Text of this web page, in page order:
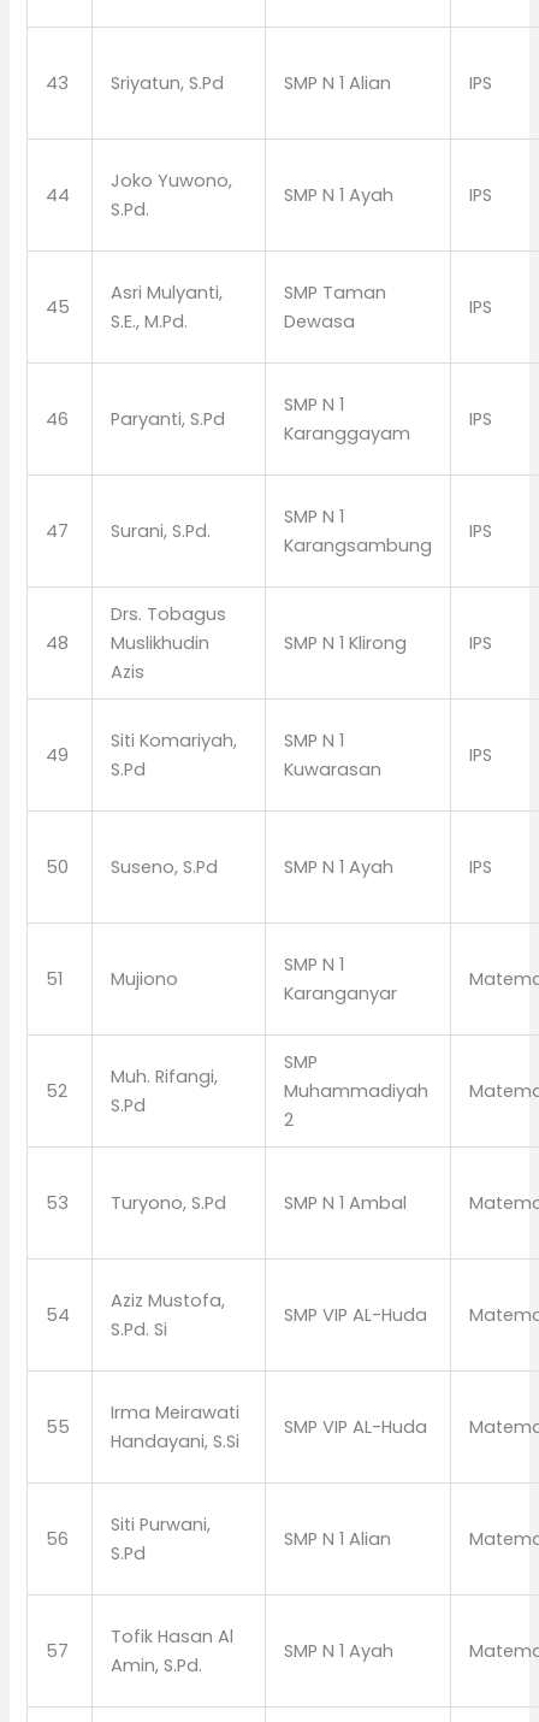
43 Sriyatun, S.Pd SMP N 1 Alian IPS
44
Joko Yuwono,
S.Pd.
SMP N 1 Ayah IPS
45
Asri Mulyanti,
S.E., M.Pd.
SMP Taman
Dewasa
IPS
46 Paryanti, S.Pd
SMP N 1
Karanggayam
IPS
47 Surani, S.Pd.
SMP N 1
Karangsambung
IPS
48
Drs. Tobagus
Muslikhudin
Azis
SMP N 1 Klirong IPS
49
Siti Komariyah,
S.Pd
SMP N 1
Kuwarasan
IPS
50 Suseno, S.Pd SMP N 1 Ayah IPS
51 Mujiono
SMP N 1
Karanganyar
52
Muh. Rifangi,
S.Pd
SMP
Muhammadiyah
2
53 Turyono, S.Pd SMP N 1 Ambal
54
Aziz Mustofa,
S.Pd. Si
SMP VIP AL-Huda
55
Irma Meirawati
Handayani, S.Si
SMP VIP AL-Huda
56
Siti Purwani,
S.Pd
SMP N 1 Alian
57
Tofik Hasan Al
Amin, S.Pd.
SMP N 1 Ayah